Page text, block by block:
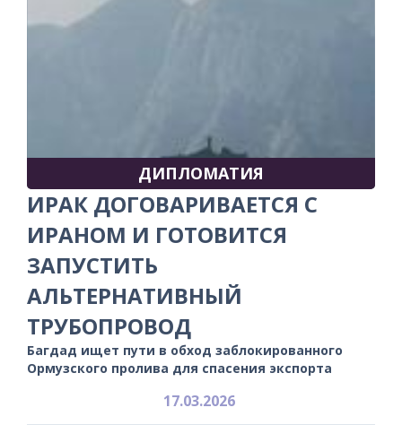
ДИПЛОМАТИЯ
ИРАК ДОГОВАРИВАЕТСЯ С
ИРАНОМ И ГОТОВИТСЯ
ЗАПУСТИТЬ
АЛЬТЕРНАТИВНЫЙ
ТРУБОПРОВОД
Багдад ищет пути в обход заблокированного
Ормузского пролива для спасения экспорта
17.03.2026